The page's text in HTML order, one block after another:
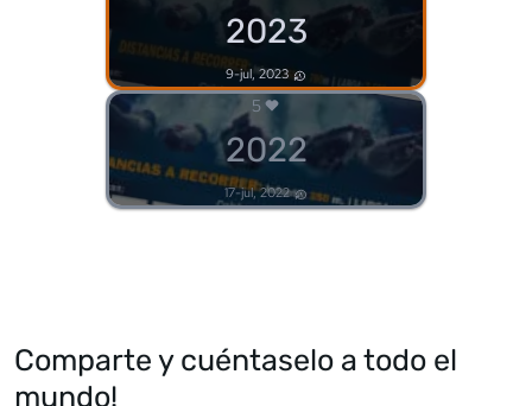
2023
9-jul, 2023
5
2022
17-jul, 2022
Comparte y cuéntaselo a todo el
mundo!